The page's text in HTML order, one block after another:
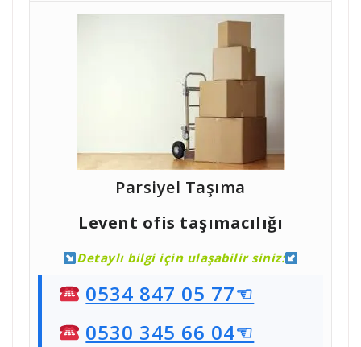
Parsiyel Taşıma
Levent ofis taşımacılığı
Detaylı bilgi için ulaşabilir siniz:
0534 847 05 77☜
0530 345 66 04☜